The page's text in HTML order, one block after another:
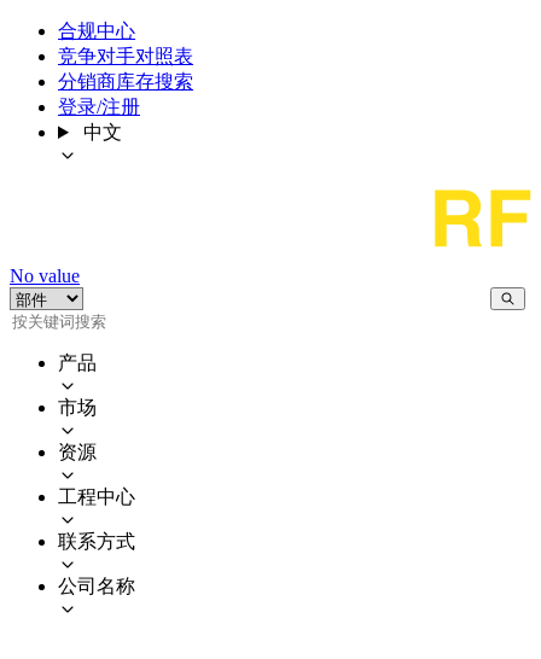
合规中心
竞争对手对照表
分销商库存搜索
登录/注册
中文
No value
产品
市场
资源
工程中心
联系方式
公司名称